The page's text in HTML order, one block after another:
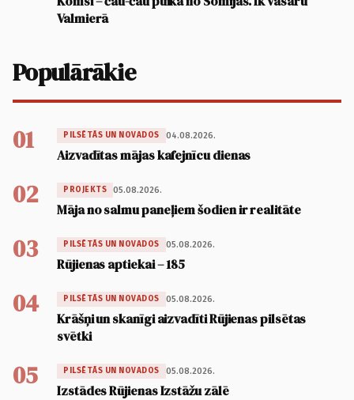
Valmierā
Populārākie
01 PILSĒTĀS UN NOVADOS 04.08.2026.
Aizvadītas mājas kafejnīcu dienas
02 PROJEKTS 05.08.2026.
Māja no salmu paneļiem šodien ir realitāte
03 PILSĒTĀS UN NOVADOS 05.08.2026.
Rūjienas aptiekai – 185
04 PILSĒTĀS UN NOVADOS 05.08.2026.
Krāšņi un skanīgi aizvadīti Rūjienas pilsētas
svētki
05 PILSĒTĀS UN NOVADOS 05.08.2026.
Izstādes Rūjienas Izstāžu zālē